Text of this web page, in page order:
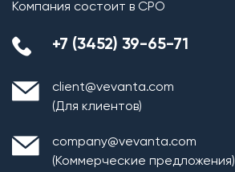
Компания состоит в СРО
+7 (3452) 39-65-71
client@vevanta.com
(Для клиентов)
company@vevanta.com
(Коммерческие предложения)